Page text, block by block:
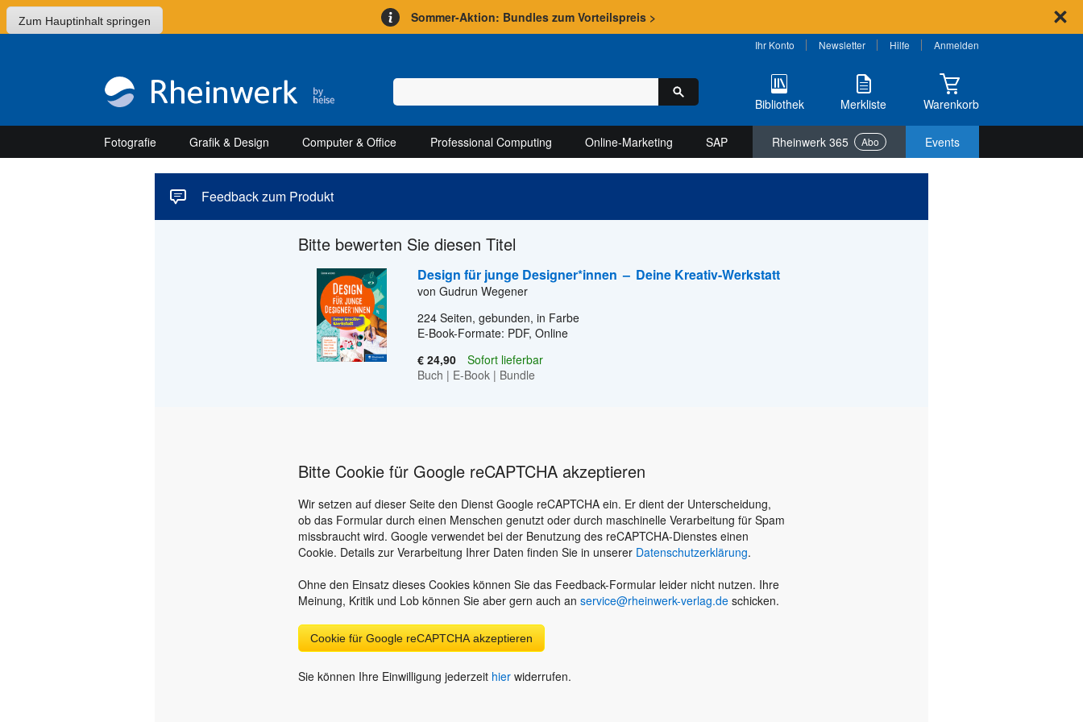
Zum Hauptinhalt springen Sommer-Aktion: Bundles zum Vorteilspreis >
Ihr Konto Newsletter Hilfe Anmelden
Bibliothek Merkliste Warenkorb
Fotografie Grafik & Design Computer & Office Professional Computing Online-Marketing SAP Rheinwerk 365 Abo Events
Feedback zum Produkt
Bitte bewerten Sie diesen Titel
Design für junge Designer*innen – Deine Kreativ-Werkstatt
von Gudrun Wegener
224 Seiten, gebunden, in Farbe
E-Book-Formate: PDF, Online
€ 24,90
Sofort lieferbar
Buch | E-Book | Bundle
Bitte Cookie für Google reCAPTCHA akzeptieren
Wir setzen auf dieser Seite den Dienst Google reCAPTCHA ein. Er dient der Unterscheidung,
ob das Formular durch einen Menschen genutzt oder durch maschinelle Verarbeitung für Spam
missbraucht wird. Google verwendet bei der Benutzung des reCAPTCHA-Dienstes einen
Cookie. Details zur Verarbeitung Ihrer Daten finden Sie in unserer Datenschutzerklärung.
Ohne den Einsatz dieses Cookies können Sie das Feedback-Formular leider nicht nutzen. Ihre
Meinung, Kritik und Lob können Sie aber gern auch an service@rheinwerk-verlag.de schicken.
Cookie für Google reCAPTCHA akzeptieren
Sie können Ihre Einwilligung jederzeit hier widerrufen.